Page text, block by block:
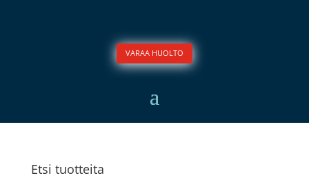
VARAA HUOLTO
Etsi tuotteita